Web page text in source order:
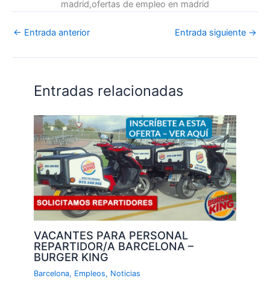
madrid,ofertas de empleo en madrid
← Entrada anterior Entrada siguiente →
Entradas relacionadas
VACANTES PARA PERSONAL
REPARTIDOR/A BARCELONA –
BURGER KING
Barcelona, Empleos, Noticias